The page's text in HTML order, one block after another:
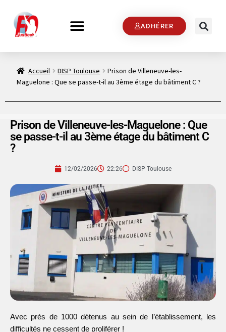
ADHÉRER
Accueil DISP Toulouse
Prison de Villeneuve-les-
Maguelone : Que se passe-t-il au 3ème étage du bâtiment C ?
Prison de Villeneuve-les-Maguelone : Que
se passe-t-il au 3ème étage du bâtiment C
?
12/02/2026 22:26 DISP Toulouse
Avec près de 1000 détenus au sein de l’établissement, les
difficultés ne cessent de proliférer !